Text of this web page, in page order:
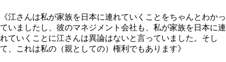
《江さんは私が家族を日本に連れていくことをちゃんとわかっ
ていましたし、彼のマネジメント会社も、私が家族を日本に連
れていくことに江さんは異論はないと言っていました。そし
て、これは私の（親としての）権利でもあります》